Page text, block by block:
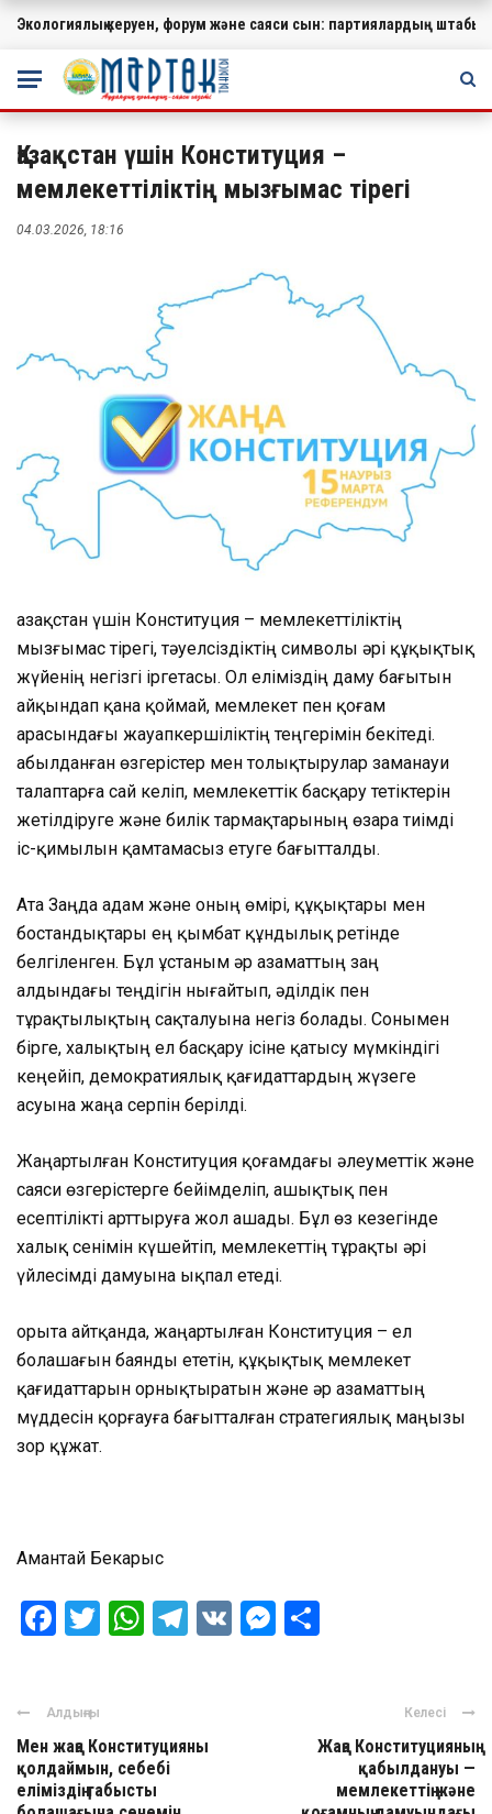
МАҢЫЗДЫ
Экологиялық керуен, форум және саяси сын: партиялардың
Қазақстан үшін Конституция –
мемлекеттіліктің мызғымас тірегі
04.03.2026, 18:16
Қазақстан үшін Конституция – мемлекеттіліктің
мызғымас тірегі, тәуелсіздіктің символы әрі құқықтық
жүйенің негізгі іргетасы. Ол еліміздің даму бағытын
айқындап қана қоймай, мемлекет пен қоғам
арасындағы жауапкершіліктің теңгерімін бекітеді.
Қабылданған өзгерістер мен толықтырулар заманауи
талаптарға сай келіп, мемлекеттік басқару тетіктерін
жетілдіруге және билік тармақтарының өзара тиімді
іс-қимылын қамтамасыз етуге бағытталды.
Ата Заңда адам және оның өмірі, құқықтары мен
бостандықтары ең қымбат құндылық ретінде
белгіленген. Бұл ұстаным әр азаматтың заң
алдындағы теңдігін нығайтып, әділдік пен
тұрақтылықтың сақталуына негіз болады. Сонымен
бірге, халықтың ел басқару ісіне қатысу мүмкіндігі
кеңейіп, демократиялық қағидаттардың жүзеге
асуына жаңа серпін берілді.
Жаңартылған Конституция қоғамдағы әлеуметтік және
саяси өзгерістерге бейімделіп, ашықтық пен
есептілікті арттыруға жол ашады. Бұл өз кезегінде
халық сенімін күшейтіп, мемлекеттің тұрақты әрі
үйлесімді дамуына ықпал етеді.
Қорыта айтқанда, жаңартылған Конституция – ел
болашағын баянды ететін, құқықтық мемлекет
қағидаттарын орнықтыратын және әр азаматтың
мүддесін қорғауға бағытталған стратегиялық маңызы
зор құжат.
Амантай Бекарыс
Facebook
Twitter
WhatsApp
Telegram
VK Messenger
Алдыңғы
Мен жаңа Конституцияны
қолдаймын, себебі
еліміздің табысты
Келесі
Жаңа Конституцияның
қабылдануы —
мемлекеттің және